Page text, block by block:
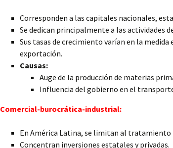
Corresponden a las capitales nacionales,
Se dedican principalmente a las actividades
Sus tasas de crecimiento varían en la medida
exportación.
Causas:
Auge de la producción de materias
Influencia del gobierno en el
Comercial-burocrática-industrial:
En América Latina, se limitan al tratamiento
Concentran inversiones estatales y privadas.